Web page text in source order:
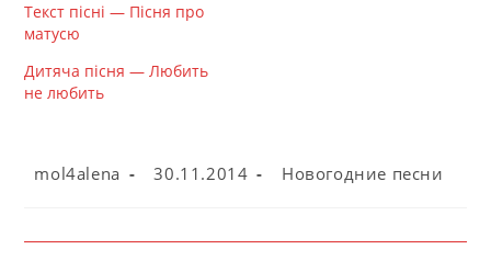
Текст пісні — Пісня про
матусю
Дитяча пісня — Любить
не любить
Автор
mol4alena
Запись
30.11.2014
Рубрика
Новогодние песни